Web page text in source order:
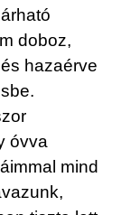
doboz,
hazaérve
óvva
mind